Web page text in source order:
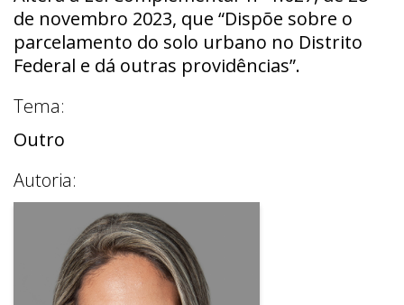
de novembro 2023, que “Dispõe sobre o
parcelamento do solo urbano no Distrito
Federal e dá outras providências”.
Tema:
Outro
Autoria: